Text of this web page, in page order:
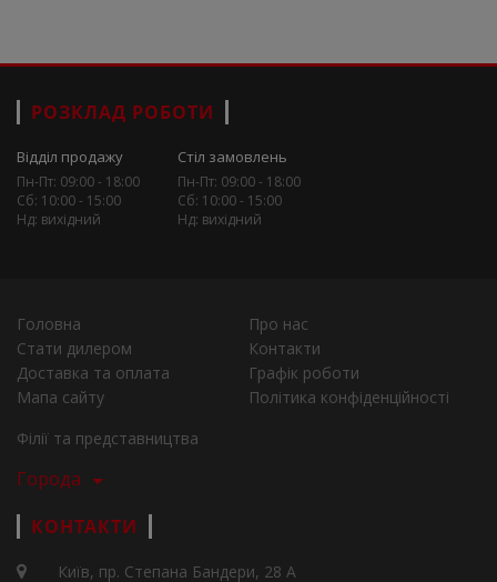
РОЗКЛАД РОБОТИ
Відділ продажу
Пн-Пт: 09:00 - 18:00
Сб: 10:00 - 15:00
Нд: вихідний
Стіл замовлень
Пн-Пт: 09:00 - 18:00
Сб: 10:00 - 15:00
Нд: вихідний
Головна
Про нас
Стати дилером
Контакти
Доставка та оплата
Графік роботи
Мапа сайту
Політика конфіденційності
Філії та представництва
Города
КОНТАКТИ
Київ, пр. Степана Бандери, 28 А